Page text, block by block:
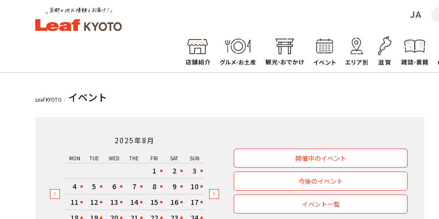
Leaf KYOTO イベント
2025年8月
MON TUE WED THE FRI SAT SUN
1 2
3
4
5 6 7 8 9
10
11
12 13 14 15 16
17
開催中のイベント
今後のイベント
イベント一覧